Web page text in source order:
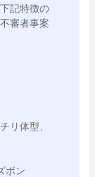
記特徴の
審者事案
リ体型、
ボン